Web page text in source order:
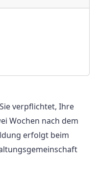
verpflichtet, Ihre
Wochen nach dem
erfolgt beim